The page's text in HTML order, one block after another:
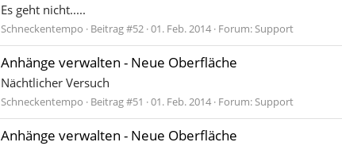
Es geht nicht.....
Schneckentempo Beitrag #52 01. Feb. 2014 Forum:Support
Anhänge verwalten - Neue Oberfläche
Nächtlicher Versuch
Schneckentempo Beitrag #51 01. Feb. 2014 Forum:Support
Anhänge verwalten - Neue Oberfläche